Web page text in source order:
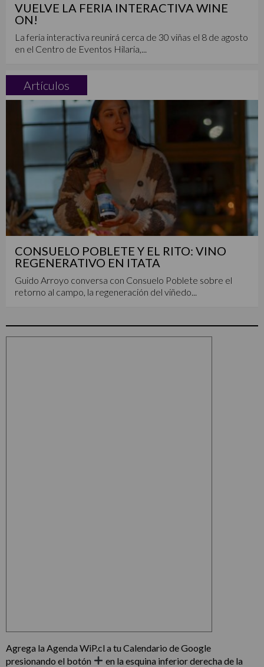
VUELVE LA FERIA INTERACTIVA WINE
ON!
La feria interactiva reunirá cerca de 30 viñas el 8 de agosto
en el Centro de Eventos Hilaria,...
Artículos
CONSUELO POBLETE Y EL RITO: VINO
REGENERATIVO EN ITATA
Guido Arroyo conversa con Consuelo Poblete sobre el
retorno al campo, la regeneración del viñedo...
Agrega la Agenda WiP.cl a tu Calendario de Google
presionando el botón
en la esquina inferior derecha de la